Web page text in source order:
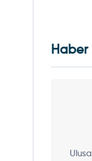
Haber